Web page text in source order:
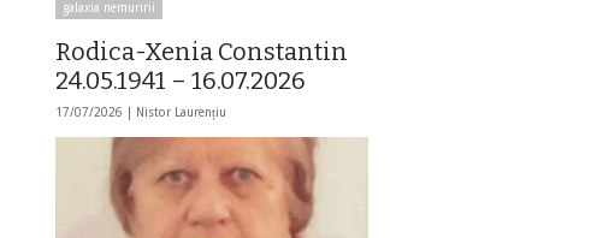
galaxia nemuririi
Rodica-Xenia Constantin
24.05.1941 – 16.07.2026
17/07/2026 | Nistor Laurențiu